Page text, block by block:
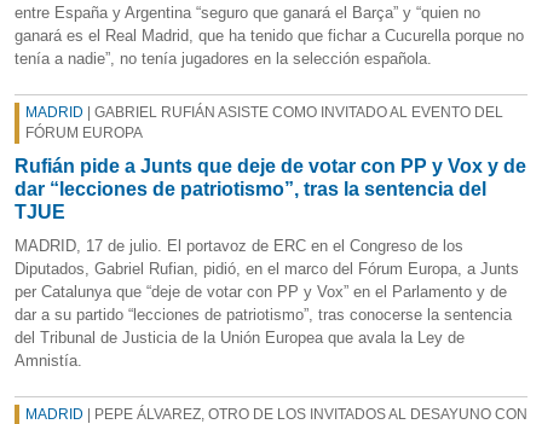
entre España y Argentina “seguro que ganará el Barça” y “quien no
ganará es el Real Madrid, que ha tenido que fichar a Cucurella porque no
tenía a nadie”, no tenía jugadores en la selección española.
MADRID | GABRIEL RUFIÁN ASISTE COMO INVITADO AL EVENTO DEL
FÓRUM EUROPA
Rufián pide a Junts que deje de votar con PP y Vox y de
dar “lecciones de patriotismo”, tras la sentencia del
TJUE
MADRID, 17 de julio. El portavoz de ERC en el Congreso de los
Diputados, Gabriel Rufian, pidió, en el marco del Fórum Europa, a Junts
per Catalunya que “deje de votar con PP y Vox” en el Parlamento y de
dar a su partido “lecciones de patriotismo”, tras conocerse la sentencia
del Tribunal de Justicia de la Unión Europea que avala la Ley de
Amnistía.
MADRID | PEPE ÁLVAREZ, OTRO DE LOS INVITADOS AL DESAYUNO CON